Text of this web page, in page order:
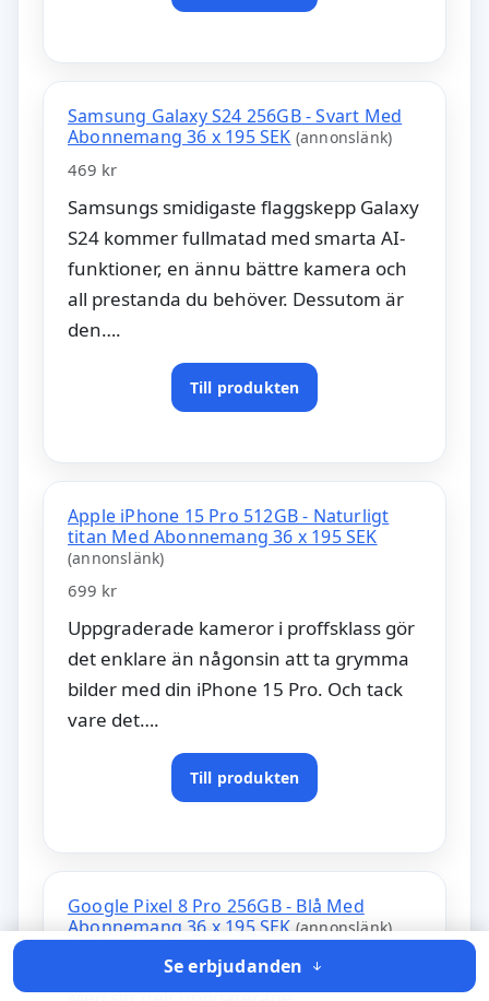
Samsung Galaxy S24 256GB - Svart Med
Abonnemang 36 x 195 SEK (annonslänk)
469 kr
Samsungs smidigaste flaggskepp Galaxy
S24 kommer fullmatad med smarta AI-
funktioner, en ännu bättre kamera och
all prestanda du behöver. Dessutom är
den….
Till produkten
Apple iPhone 15 Pro 512GB - Naturligt
titan Med Abonnemang 36 x 195 SEK
(annonslänk)
699 kr
Uppgraderade kameror i proffsklass gör
det enklare än någonsin att ta grymma
bilder med din iPhone 15 Pro. Och tack
vare det….
Till produkten
Google Pixel 8 Pro 256GB - Blå Med
Abonnemang 36 x 195 SEK (annonslänk)
Se erbjudanden